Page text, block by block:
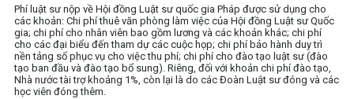
Phí luật sư nộp về Hội đồng Luật sư quốc gia Pháp được sử dụng cho
các khoản: Chi phí thuê văn phòng làm việc của Hội đồng Luật sư Quốc
gia; chi phí cho nhân viên bao gồm lương và các khoản khác; chi phí
cho các đại biểu đến tham dự các cuộc họp; chi phí bảo hành duy trì
nền tảng số phục vụ cho việc thu phí; chi phí cho đào tạo luật sư (đào
tạo ban đầu và đào tạo bổ sung). Riêng, đối với khoản chi phí đào tạo,
Nhà nước tài trợ khoảng 1%, còn lại là do các Đoàn Luật sư đóng và các
học viên đóng thêm.